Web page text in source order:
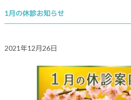
1月の休診お知らせ
2021年12月26日